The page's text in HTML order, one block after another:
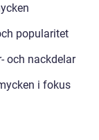
popularitet
och nackdelar
i fokus